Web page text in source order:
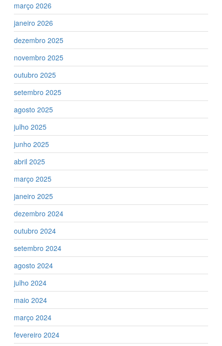
março 2026
janeiro 2026
dezembro 2025
novembro 2025
outubro 2025
setembro 2025
agosto 2025
julho 2025
junho 2025
abril 2025
março 2025
janeiro 2025
dezembro 2024
outubro 2024
setembro 2024
agosto 2024
julho 2024
maio 2024
março 2024
fevereiro 2024